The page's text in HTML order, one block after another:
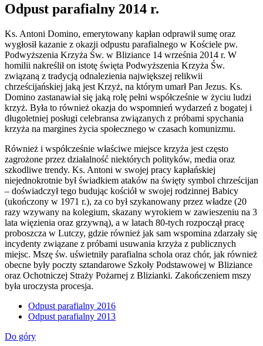
Odpust parafialny 2014 r.
Ks. Antoni Domino, emerytowany kapłan odprawił sumę oraz
wygłosił kazanie z okazji odpustu parafialnego w Kościele pw.
Podwyższenia Krzyża Św. w Bliziance 14 września 2014 r. W
homilii nakreślił on istotę święta Podwyższenia Krzyża Św.
związaną z tradycją odnalezienia największej relikwii
chrześcijańskiej jaką jest Krzyż, na którym umarł Pan Jezus. Ks.
Domino zastanawiał się jaką rolę pełni współcześnie w życiu ludzi
krzyż. Była to również okazja do wspomnień wydarzeń z bogatej i
długoletniej posługi celebransa związanych z próbami spychania
krzyża na margines życia społecznego w czasach komunizmu.
Również i współcześnie właściwe miejsce krzyża jest często
zagrożone przez działalność niektórych polityków, media oraz
szkodliwe trendy. Ks. Antoni w swojej pracy kapłańskiej
niejednokrotnie był świadkiem ataków na święty symbol chrześcijan
– doświadczył tego budując kościół w swojej rodzinnej Babicy
(ukończony w 1971 r.), za co był szykanowany przez władze (20
razy wzywany na kolegium, skazany wyrokiem w zawieszeniu na 3
lata więzienia oraz grzywną), a w latach 80-tych rozpoczął pracę
proboszcza w Lutczy, gdzie również jak sam wspomina zdarzały się
incydenty związane z próbami usuwania krzyża z publicznych
miejsc. Mszę św. uświetniły parafialna schola oraz chór, jak również
obecne były poczty sztandarowe Szkoły Podstawowej w Bliziance
oraz Ochotniczej Straży Pożarnej z Blizianki. Zakończeniem mszy
była uroczysta procesja.
Odpust parafialny 2016
Odpust parafialny 2013
Do góry